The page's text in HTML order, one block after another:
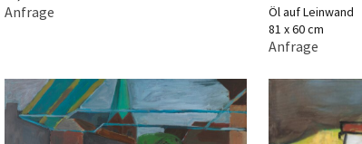
Anfrage
Öl auf Leinwand
81 x 60 cm
Anfrage